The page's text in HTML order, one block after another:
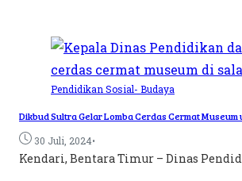
PendidikanSosial- Budaya
Dikbud Sultra Gelar Lomba Cerdas Cermat
30 Juli, 2024•
Kendari, Bentara Timur – Dinas